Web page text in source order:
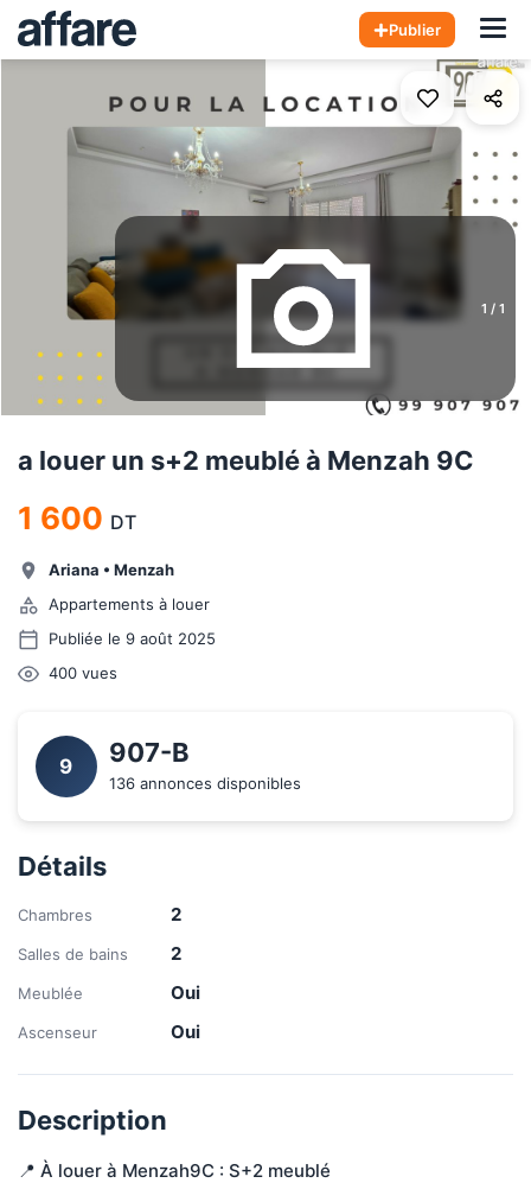
Publier
1 / 1
a louer un s+2 meublé à Menzah 9C
1 600 DT
Ariana • Menzah
Appartements à louer
Publiée le 9 août 2025
400 vues
9 907-B
136 annonces disponibles
Détails
Chambres 2
Salles de bains 2
Meublée Oui
Ascenseur Oui
Description
📍 À louer à Menzah9C : S+2 meublé